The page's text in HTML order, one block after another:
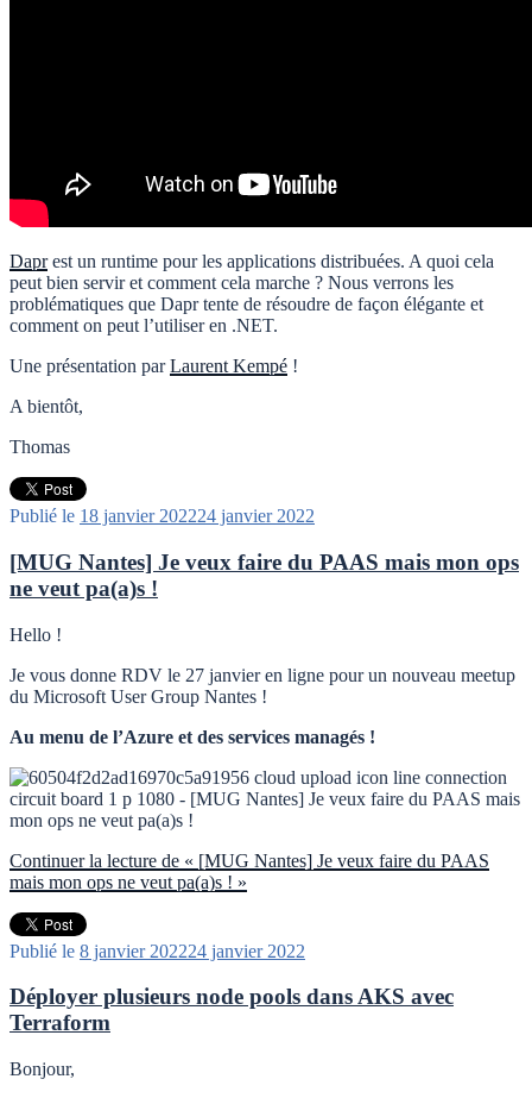
Daprest un runtime pour les applications distribuées. A quoi cela
peut bien servir et comment cela marche ? Nous verrons les
problématiques que Dapr tente de résoudre de façon élégante et
comment on peut l’utiliser en .NET.
Une présentation parLaurent Kempé !
A bientôt,
Thomas
Publié le 18 janvier 202224 janvier 2022
[MUG Nantes] Je veux faire du PAAS mais mon ops
ne veut pa(a)s !
Hello !
Je vous donne RDV le 27 janvier en ligne pour un nouveau meetup
du Microsoft User Group Nantes !
Au menu de l’Azure et des services managés !
Continuer la lecture de « [MUG Nantes] Je veux faire du PAAS
mais mon ops ne veut pa(a)s ! »
Publié le 8 janvier 202224 janvier 2022
Déployer plusieurs node pools dans AKS avec
Terraform
Bonjour,